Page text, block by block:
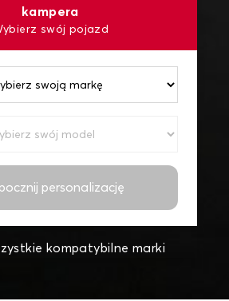
kampera
swój pojazd
personalizację
kompatybilne marki